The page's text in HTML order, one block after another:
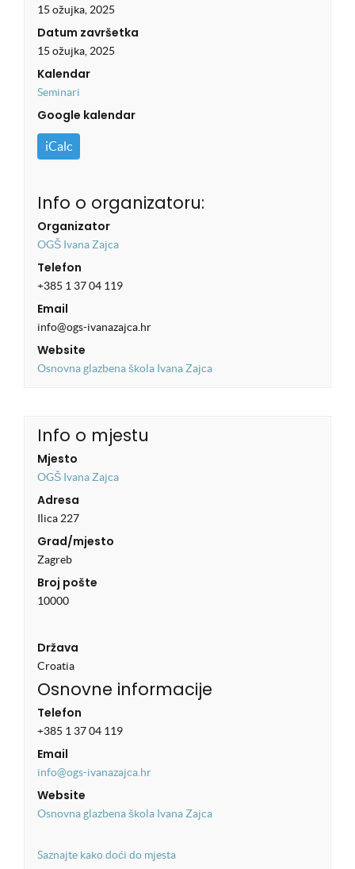
15 ožujka, 2025
Datum završetka
15 ožujka, 2025
Kalendar
Seminari
Google kalendar
iCalc
Info o organizatoru:
Organizator
OGŠ Ivana Zajca
Telefon
+385 1 37 04 119
Email
info@ogs-ivanazajca.hr
Website
Osnovna glazbena škola Ivana Zajca
Info o mjestu
Mjesto
OGŠ Ivana Zajca
Adresa
Ilica 227
Grad/mjesto
Zagreb
Broj pošte
10000
Država
Croatia
Osnovne informacije
Telefon
+385 1 37 04 119
Email
info@ogs-ivanazajca.hr
Website
Osnovna glazbena škola Ivana Zajca
Saznajte kako doći do mjesta